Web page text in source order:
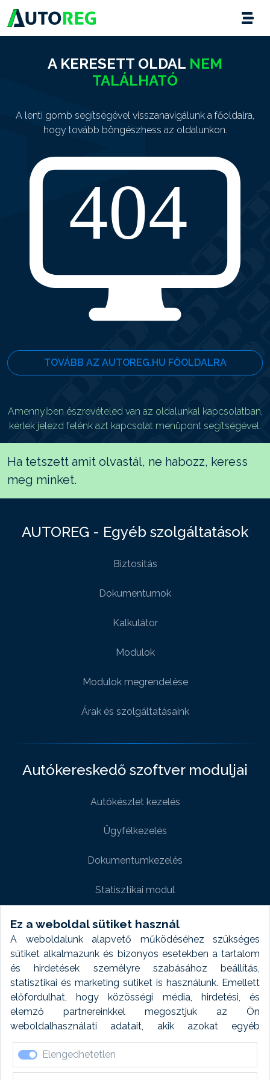
Ez a weboldal sütiket használ
A weboldalunk alapvető működéséhez szükséges
sütiket alkalmazunk és bizonyos esetekben a tartalom
és hirdetések személyre szabásához beállítás,
statisztikai és marketing sütiket is használunk. Emellett
előfordulhat, hogy közösségi média, hirdetési, és
elemző partnereinkkel megosztjuk az Ön
weboldalhasználati adatait, akik azokat egyéb
forrásokból gyűjtött adatokkal kombinálhatják. A sütik
elfogadásával kapcsolatosan naplózást végzünk és
ezen adatokat 6 hónap után automatikusan töröljük. A
Elengedhetetlen
A KERESETT OLDAL NEM
TALÁLHATÓ
A lenti gomb segítségével visszanavigálunk a főoldalra,
hogy tovább böngészhess az oldalunkon.
TOVÁBB AZ AUTOREG.HU FŐOLDALRA
Amennyiben észrevételed van az oldalunkal kapcsolatban,
kérlek jelezd felénk azt kapcsolat menüpont segítségével.
Ha tetszett amit olvastál, ne habozz, keress
meg minket.
AUTOREG - Egyéb szolgáltatások
Biztositás
Dokumentumok
Kalkulátor
Modulok
Modulok megrendelése
Árak és szolgáltatásaink
Autókereskedő szoftver moduljai
Autókészlet kezelés
Ügyfélkezelés
Dokumentumkezelés
Statisztikai modul
Weboldal modul
Fényképtár extra modul
Autómosó modul
Feladatütemezés